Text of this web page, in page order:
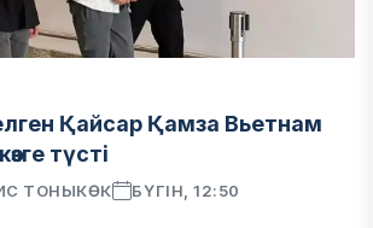
Қайсар Қамза Вьетнам
түсті
ТОНЫКӨК БҮГІН, 12:50